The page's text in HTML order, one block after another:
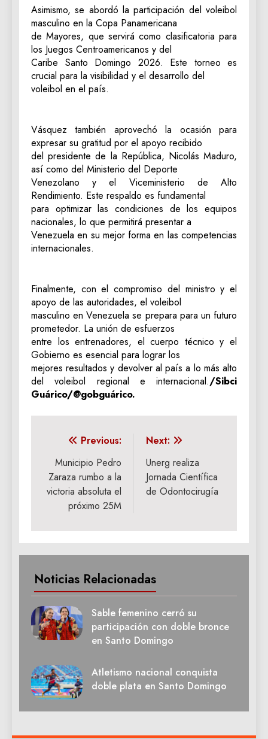
Asimismo, se abordó la participación del voleibol
masculino en la Copa Panamericana
de Mayores, que servirá como clasificatoria para
los Juegos Centroamericanos y del
Caribe Santo Domingo 2026. Este torneo es
crucial para la visibilidad y el desarrollo del
voleibol en el país.
Vásquez también aprovechó la ocasión para
expresar su gratitud por el apoyo recibido
del presidente de la República, Nicolás Maduro,
así como del Ministerio del Deporte
Venezolano y el Viceministerio de Alto
Rendimiento. Este respaldo es fundamental
para optimizar las condiciones de los equipos
nacionales, lo que permitirá presentar a
Venezuela en su mejor forma en las competencias
internacionales.
Finalmente, con el compromiso del ministro y el
apoyo de las autoridades, el voleibol
masculino en Venezuela se prepara para un futuro
prometedor. La unión de esfuerzos
entre los entrenadores, el cuerpo técnico y el
Gobierno es esencial para lograr los
mejores resultados y devolver al país a lo más alto
del voleibol regional e internacional./Sibci
Guárico/@gobguárico.
Navegación
de
entradas
Previous:
Municipio Pedro
Zaraza rumbo a la
victoria absoluta el
próximo 25M
Next:
Unerg realiza
Jornada Científica
de Odontocirugía
Noticias Relacionadas
Sable femenino cerró su
participación con doble bronce
en Santo Domingo
Atletismo nacional conquista
doble plata en Santo Domingo